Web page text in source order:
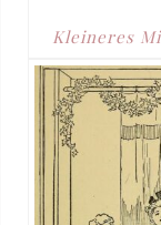
Kleineres